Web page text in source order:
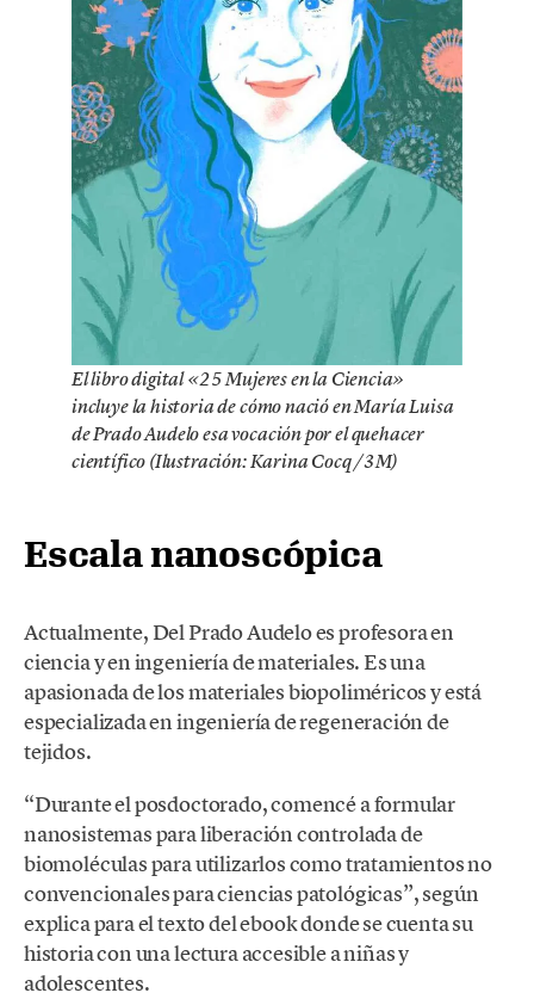
El libro digital «25 Mujeres en la Ciencia»
incluye la historia de cómo nació en María Luisa
de Prado Audelo esa vocación por el quehacer
científico (Ilustración: Karina Cocq /3M)
Escala nanoscópica
Actualmente, Del Prado Audelo es profesora en
ciencia y en ingeniería de materiales. Es una
apasionada de los materiales biopoliméricos y está
especializada en ingeniería de regeneración de
tejidos.
“Durante el posdoctorado, comencé a formular
nanosistemas para liberación controlada de
biomoléculas para utilizarlos como tratamientos no
convencionales para ciencias patológicas”, según
explica para el texto del ebook donde se cuenta su
historia con una lectura accesible a niñas y
adolescentes.